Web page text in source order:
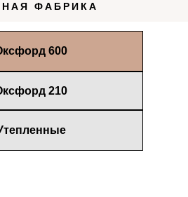
мкрн. Керамик, ул.
фабрика. Уличные
ФАБРИКА
600
210